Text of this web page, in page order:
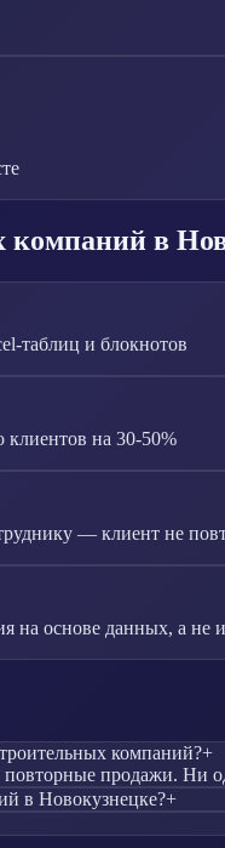
компаний в
таблиц и блокнотов
на 30-50%
— клиент не
на основе данных, а не
компаний?+
продажи. Ни
в Новокузнецке?+